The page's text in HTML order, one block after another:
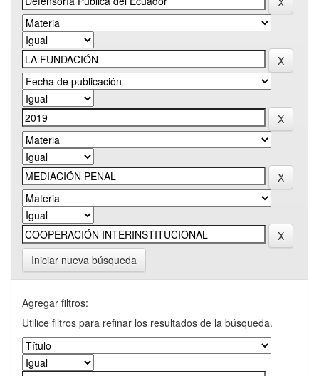
Iniciar nueva búsqueda
Agregar filtros:
Utilice filtros para refinar los resultados de la búsqueda.